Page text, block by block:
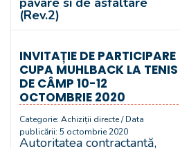
(Rev.2)
INVITAȚIE DE PARTICIPARE
CUPA MUHLBACK LA TENIS
DE CÂMP 10-12
OCTOMBRIE 2020
Categorie: Achiziții directe/ Data
publicării: 5 octombrie 2020
Autoritatea contractantă,